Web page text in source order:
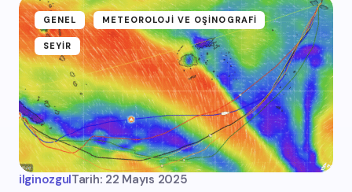
GENEL METEOROLOJI VE OŞINOGRAFI
SEYIR
ilginozgulTarih: 22 Mayıs 2025